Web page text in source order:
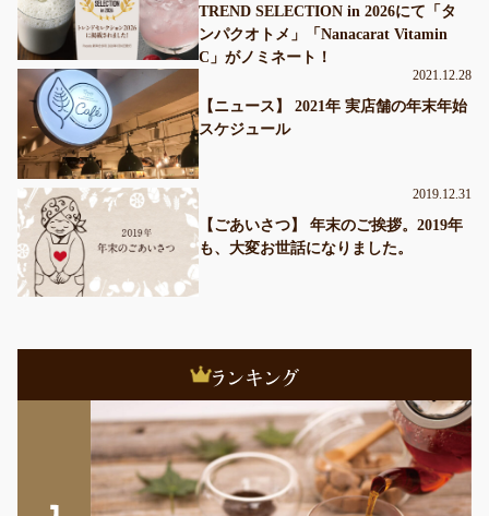
TREND SELECTION in 2026にて「タ
ンパクオトメ」「Nanacarat Vitamin
C」がノミネート！
2021.12.28
【ニュース】 2021年 実店舗の年末年始
スケジュール
2019.12.31
【ごあいさつ】 年末のご挨拶。2019年
も、大変お世話になりました。